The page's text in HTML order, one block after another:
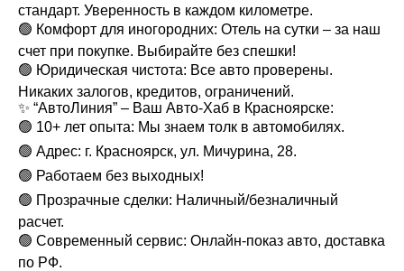
стандарт. Уверенность в каждом километре.
🟢 Комфорт для иногородних: Отель на сутки – за наш
счет при покупке. Выбирайте без спешки!
🟢 Юридическая чистота: Все авто проверены.
Никаких залогов, кредитов, ограничений.
✨ “АвтоЛиния” – Ваш Авто-Хаб в Красноярске:
🟢 10+ лет опыта: Мы знаем толк в автомобилях.
🟢 Адрес: г. Красноярск, ул. Мичурина, 28.
🟢 Работаем без выходных!
🟢 Прозрачные сделки: Наличный/безналичный
расчет.
🟢 Современный сервис: Онлайн-показ авто, доставка
по РФ.